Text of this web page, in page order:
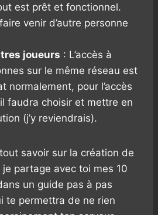
est prêt et fonctionnel.
venir d’autre personne
joueurs : L’accès à
sur le même réseau est
normalement, pour l’accès
il faudra choisir et mettre en
(j’y reviendrais).
savoir sur la création de
partage avec toi mes 10
un guide pas à pas
te permettra de ne rien